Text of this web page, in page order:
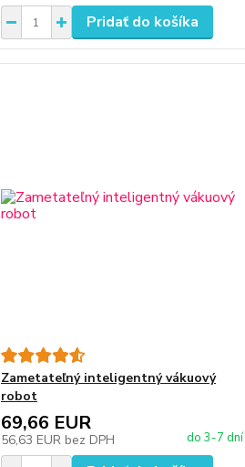
Pridať do košíka
Zametateľný inteligentný vákuový
robot
69,66 EUR
56,63 EUR bez DPH do 3-7 dní